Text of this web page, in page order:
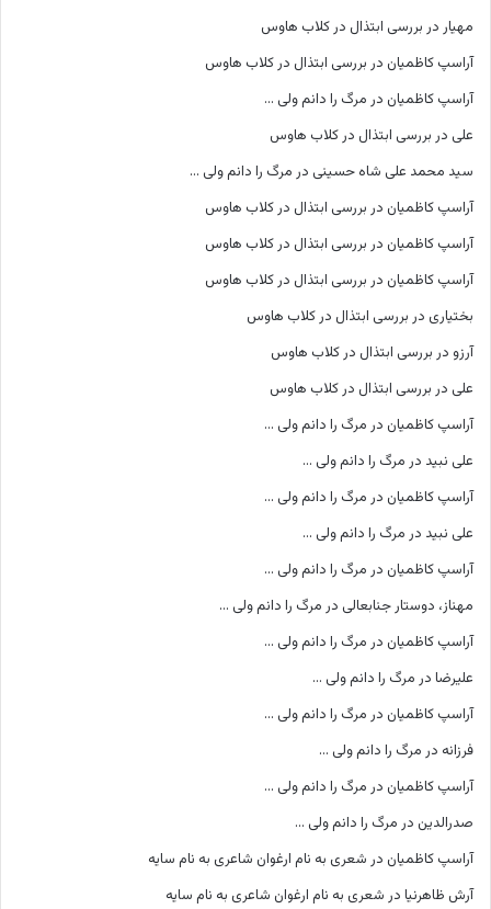
مهیار در بررسی ابتذال در کلاب هاوس
آراسپ کاظمیان در بررسی ابتذال در کلاب هاوس
آراسپ کاظمیان در مرگ را دانم ولی …
علی در بررسی ابتذال در کلاب هاوس
سید محمد علی شاه حسینی در مرگ را دانم ولی …
آراسپ کاظمیان در بررسی ابتذال در کلاب هاوس
آراسپ کاظمیان در بررسی ابتذال در کلاب هاوس
آراسپ کاظمیان در بررسی ابتذال در کلاب هاوس
بختیاری در بررسی ابتذال در کلاب هاوس
آرزو در بررسی ابتذال در کلاب هاوس
علی در بررسی ابتذال در کلاب هاوس
آراسپ کاظمیان در مرگ را دانم ولی …
علی نبید در مرگ را دانم ولی …
آراسپ کاظمیان در مرگ را دانم ولی …
علی نبید در مرگ را دانم ولی …
آراسپ کاظمیان در مرگ را دانم ولی …
مهناز، دوستار جنابعالی در مرگ را دانم ولی …
آراسپ کاظمیان در مرگ را دانم ولی …
علیرضا در مرگ را دانم ولی …
آراسپ کاظمیان در مرگ را دانم ولی …
فرزانه در مرگ را دانم ولی …
آراسپ کاظمیان در مرگ را دانم ولی …
صدرالدین در مرگ را دانم ولی …
آراسپ کاظمیان در شعری به نام ارغوان شاعری به نام سایه
آرش ظاهرنیا در شعری به نام ارغوان شاعری به نام سایه